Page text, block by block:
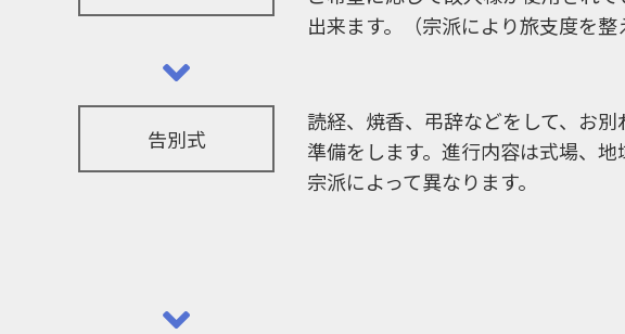
出来ます。（宗派により旅支度を整
告別式
読経、焼香、弔辞などをして、お別
準備をします。進行内容は式場、地
宗派によって異なります。